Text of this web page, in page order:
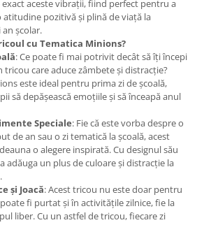
aceste vibrații, fiind perfect pentru a
atitudine pozitivă și plină de viață la
școlar.
cu Tematica Minions?
: Ce poate fi mai potrivit decât să îți începi
tricou care aduce zâmbete și distracție?
este ideal pentru prima zi de școală,
să depășească emoțiile și să înceapă anul
Speciale: Fie că este vorba despre o
de an sau o zi tematică la școală, acest
o alegere inspirată. Cu designul său
adăuga un plus de culoare și distracție la
și Joacă: Acest tricou nu este doar pentru
fi purtat și în activitățile zilnice, fie la
liber. Cu un astfel de tricou, fiecare zi